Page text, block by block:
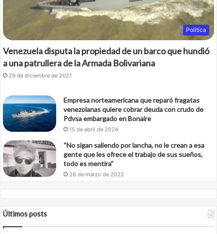
Política
Venezuela disputa la propiedad de un barco que hundió
a una patrullera de la Armada Bolivariana
29 de diciembre de 2021
Empresa norteamericana que reparó fragatas
venezolanas quiere cobrar deuda con crudo de
Pdvsa embargado en Bonaire
15 de abril de 2024
“No sigan saliendo por lancha, no le crean a esa
gente que les ofrece el trabajo de sus sueños,
todo es mentira”
28 de marzo de 2022
Últimos posts